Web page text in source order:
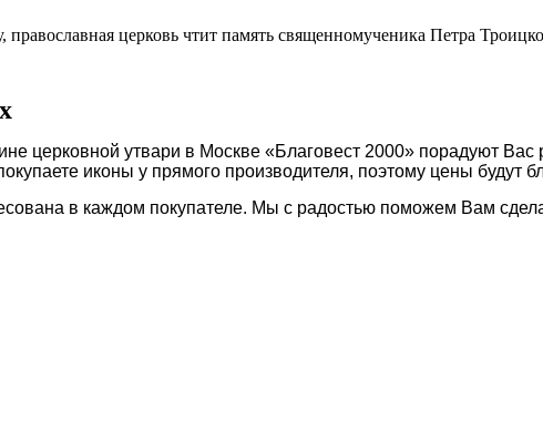
церковь чтит память священномученика Петра
церковной утвари в Москве «Благовест 2000» порадуют
иконы у прямого производителя, поэтому цены будут
в каждом покупателе. Мы с радостью поможем Вам